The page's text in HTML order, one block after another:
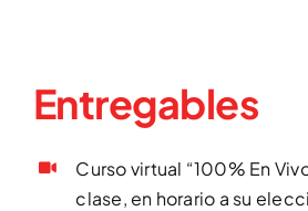
Entregables
Curso virtual “100% En
clase, en horario a su